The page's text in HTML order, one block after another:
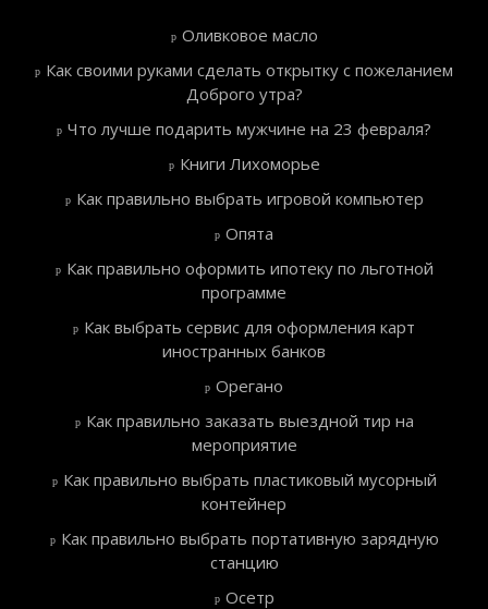
Оливковое масло
Как своими руками сделать открытку с пожеланием
Доброго утра?
Что лучше подарить мужчине на 23 февраля?
Книги Лихоморье
Как правильно выбрать игровой компьютер
Опята
Как правильно оформить ипотеку по льготной
программе
Как выбрать сервис для оформления карт
иностранных банков
Орегано
Как правильно заказать выездной тир на
мероприятие
Как правильно выбрать пластиковый мусорный
контейнер
Как правильно выбрать портативную зарядную
станцию
Осетр